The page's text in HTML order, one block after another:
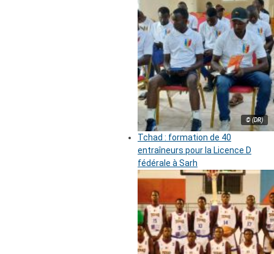
© (DR)
Tchad : formation de 40
entraîneurs pour la Licence D
fédérale à Sarh